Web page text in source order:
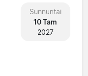
Sunnuntai
10 Tam
2027